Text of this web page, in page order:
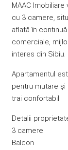
MAAC
cu 3 camere,
aflată în
comerciale,
interes din Sibiu.
Apartamentul
pentru mutare
trai confortabil.
Detalii
3 camere
Balcon